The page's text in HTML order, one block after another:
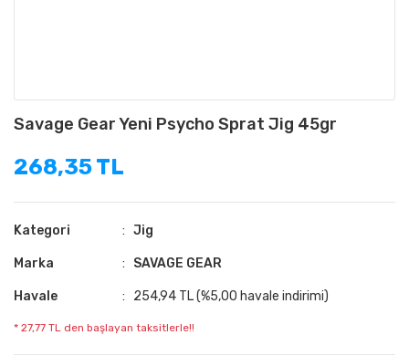
Savage Gear Yeni Psycho Sprat Jig 45gr
268,35 TL
Kategori Jig
Marka SAVAGE GEAR
Havale 254,94 TL (%5,00 havale indirimi)
* 27,77 TL den başlayan taksitlerle!!